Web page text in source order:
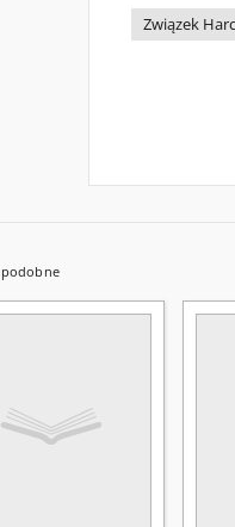
Związek
podobne